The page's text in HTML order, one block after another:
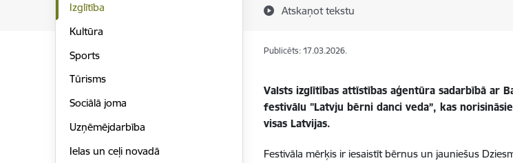
Atskaņot tekstu
Izglītība
Kultūra
Sports
Tūrisms
Sociālā joma
Uzņēmējdarbība
Ielas un ceļi novadā
Publicēts: 17.03.2026.
Valsts izglītības attīstības aģentūra sadarbībā ar
festivālu "Latvju bērni danci veda”, kas
visas Latvijas.
Festivāla mērķis ir iesaistīt bērnus un jauniešus